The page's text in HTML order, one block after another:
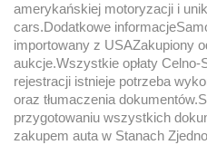
amerykańskiej motoryzacji i
cars.Dodatkowe
importowany z USAZakupiony
aukcje.Wszystkie opłaty
rejestracji istnieje potrzeba
oraz tłumaczenia
przygotowaniu wszystkich
zakupem auta w Stanach